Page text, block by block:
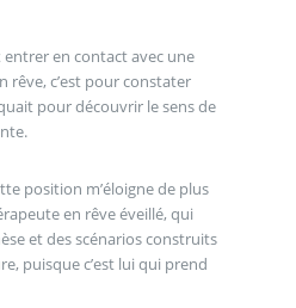
en contact avec une
rêve, c’est pour constater
pour découvrir le sens de
position m’éloigne de plus
en rêve éveillé, qui
et des scénarios construits
puisque c’est lui qui prend